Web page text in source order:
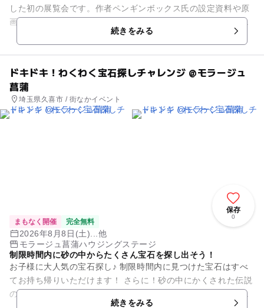
した初の展覧会です。作者ペンギンボックス氏の設定資料や原
画、作品世界を再現した立体造形の展示に加え、展覧会描き下
ろしビジュアルを用いたオリ...続きをみる
ドキドキ！わくわく宝石探しチャレンジ @モラージュ
菖蒲
埼玉県久喜市 / 街なかイベント
保存
0
まもなく開催 完全無料
2026年8月8日(土)...他
モラージュ菖蒲ハウジングステージ
制限時間内に砂の中からたくさん宝石を探し出そう！
お子様に大人気の宝石探し♪ 制限時間内に見つけた宝石はすべ
てお持ち帰りいただけます！ さらに！砂の中にかくされた伝説
のカギを見つけた方にはキラキラの大粒ダイヤをプレゼント！
続きをみる